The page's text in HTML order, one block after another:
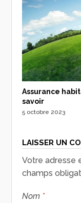
Assurance
savoir
5 octobre 2023
LAISSER UN
Votre adresse
champs
Nom *